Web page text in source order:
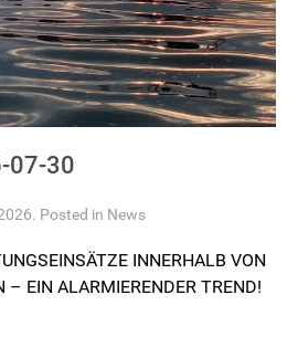
07-30
Posted in News
INNERHALB VON
– EIN ALARMIERENDER TREND!